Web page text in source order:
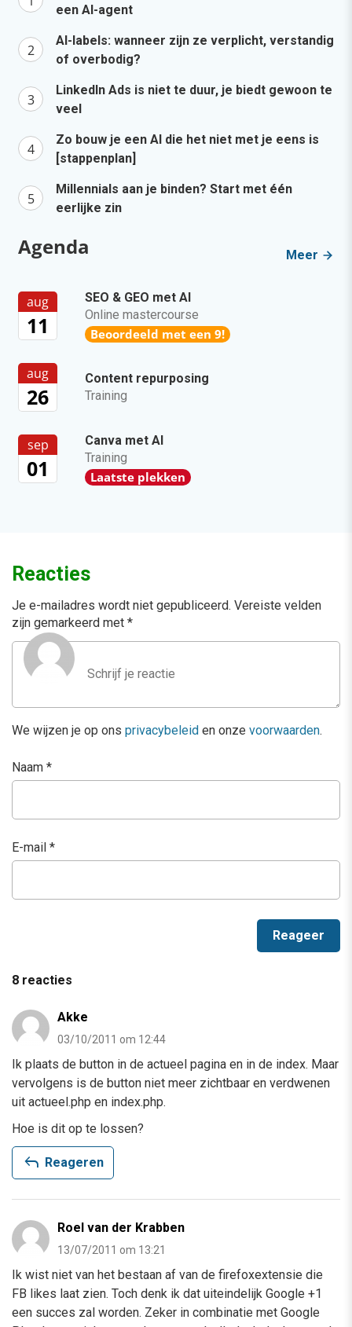
een AI-agent
AI-labels: wanneer zijn ze verplicht, verstandig
of overbodig?
LinkedIn Ads is niet te duur, je biedt gewoon te
veel
Zo bouw je een AI die het niet met je eens is
[stappenplan]
Millennials aan je binden? Start met één
eerlijke zin
Agenda Meer
aug
11
SEO & GEO met AI
Online mastercourse
Beoordeeld met een 9!
aug
26
Content repurposing
Training
sep
01
Canva met AI
Training
Laatste plekken
Reacties
Je e-mailadres wordt niet gepubliceerd. Vereiste velden
zijn gemarkeerd met *
We wijzen je op ons privacybeleid en onze voorwaarden.
Naam *
E-mail *
8 reacties
Akke
03/10/2011 om 12:44
Ik plaats de button in de actueel pagina en in de index. Maar
vervolgens is de button niet meer zichtbaar en verdwenen
uit actueel.php en index.php.
Hoe is dit op te lossen?
reply Reageren
Roel van der Krabben
13/07/2011 om 13:21
Ik wist niet van het bestaan af van de firefoxextensie die
FB likes laat zien. Toch denk ik dat uiteindelijk Google +1
een succes zal worden. Zeker in combinatie met Google